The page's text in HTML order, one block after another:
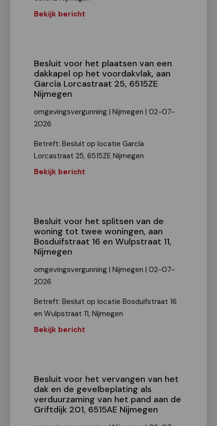
Bekijk bericht
Besluit voor het plaatsen van een
dakkapel op het voordakvlak, aan
García Lorcastraat 25, 6515ZE
Nijmegen
omgevingsvergunning | Nijmegen | 02-07-
2026
Betreft: Besluit op locatie García
Lorcastraat 25, 6515ZE Nijmegen
Bekijk bericht
Besluit voor het splitsen van de
woning tot twee woningen, aan
Bosduifstraat 16 en Wulpstraat 11,
Nijmegen
omgevingsvergunning | Nijmegen | 02-07-
2026
Betreft: Besluit op locatie Bosduifstraat 16
en Wulpstraat 11, Nijmegen
Bekijk bericht
Besluit voor het vervangen van het
dak en de gevelbeplating als
verduurzaming van het pand aan de
Griftdijk 201, 6515AE Nijmegen